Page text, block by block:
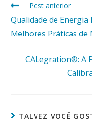
Read
more
articles
Post anterior
Qualidade de Energia
Melhores Práticas de
CALegration®: A
TALVEZ VOCÊ